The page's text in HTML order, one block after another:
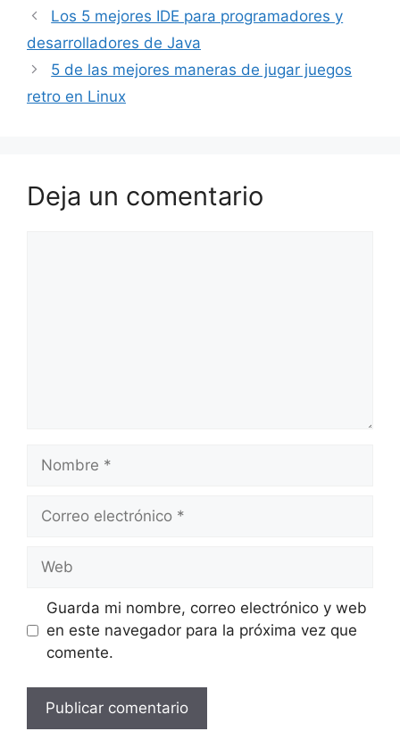
Los 5 mejores IDE para programadores y
desarrolladores de Java
5 de las mejores maneras de jugar juegos
retro en Linux
Deja un comentario
Nombre
Correo
Web
Guarda mi nombre, correo electrónico y web
en este navegador para la próxima vez que
comente.